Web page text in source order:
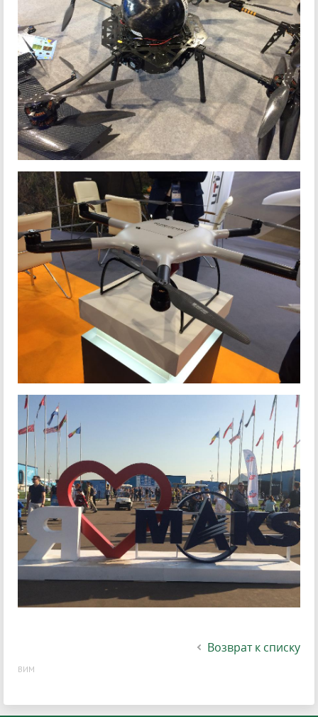
Возврат к списку
ВИМ